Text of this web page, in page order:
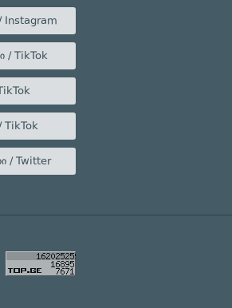
/ Instagram
/ TikTok
TikTok
/ Twitter